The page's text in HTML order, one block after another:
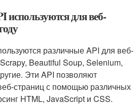
используются для веб-
различные API для веб-
Beautiful Soup, Selenium,
Эти API позволяют
страниц с помощью различных
HTML, JavaScript и CSS.